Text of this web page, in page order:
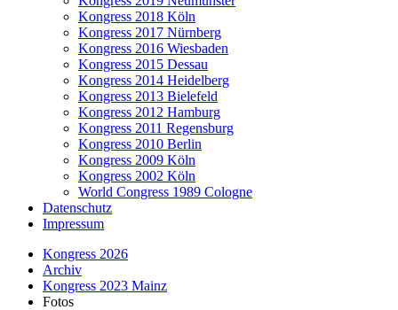
Kongress 2018 Köln
Kongress 2017 Nürnberg
Kongress 2016 Wiesbaden
Kongress 2015 Dessau
Kongress 2014 Heidelberg
Kongress 2013 Bielefeld
Kongress 2012 Hamburg
Kongress 2011 Regensburg
Kongress 2010 Berlin
Kongress 2009 Köln
Kongress 2002 Köln
World Congress 1989 Cologne
Datenschutz
Impressum
Kongress 2026
Archiv
Kongress 2023 Mainz
Fotos